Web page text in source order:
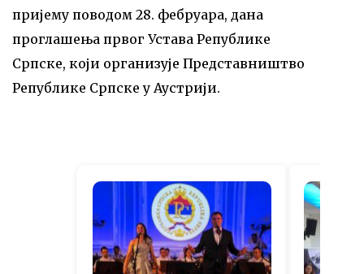
пријему поводом 28. фебруара, дана
проглашења првог Устава Републике
Српске, који организује Представништво
Републике Српске у Аустрији.